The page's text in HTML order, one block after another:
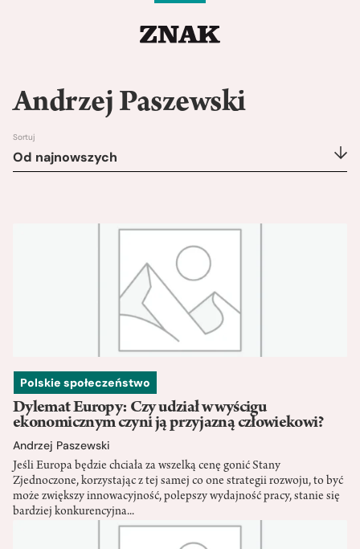
Andrzej Paszewski
Sortuj
Od najnowszych
Polskie społeczeństwo
Dylemat Europy: Czy udział w wyścigu
ekonomicznym czyni ją przyjazną człowiekowi?
Andrzej Paszewski
Jeśli Europa będzie chciała za wszelką cenę gonić Stany
Zjednoczone, korzystając z tej samej co one strategii rozwoju, to być
może zwiększy innowacyjność, polepszy wydajność pracy, stanie się
bardziej konkurencyjna...